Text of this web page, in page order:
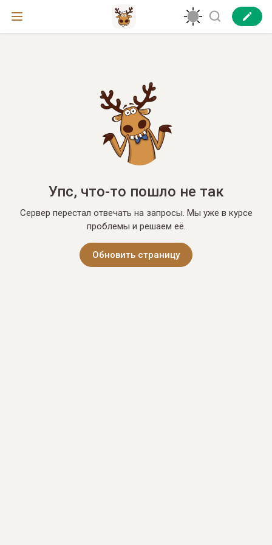
Упс, что-то пошло не так
Сервер перестал отвечать на запросы. Мы уже в курсе
проблемы и решаем её.
Обновить страницу